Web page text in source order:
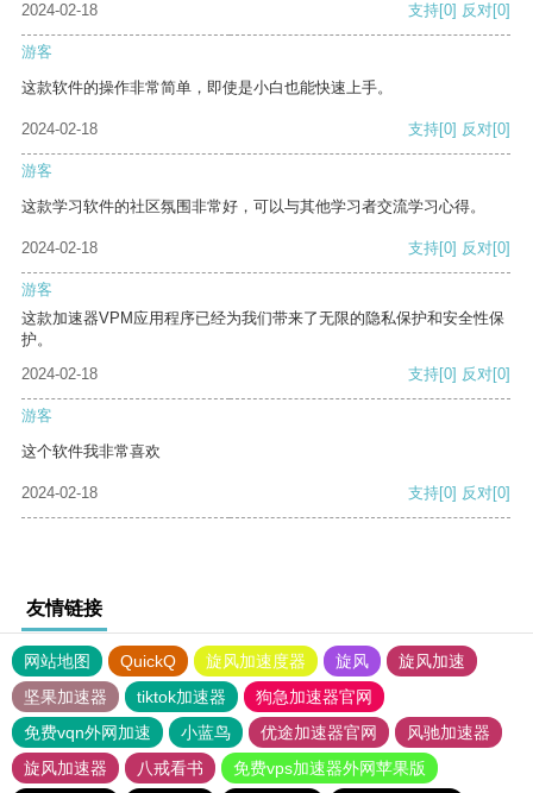
2024-02-18 支持[0] 反对[0]
游客
这款软件的操作非常简单，即使是小白也能快速上手。
2024-02-18 支持[0] 反对[0]
游客
这款学习软件的社区氛围非常好，可以与其他学习者交流学习心得。
2024-02-18 支持[0] 反对[0]
游客
这款加速器VPM应用程序已经为我们带来了无限的隐私保护和安全性保
护。
2024-02-18
支持[0] 反对[0]
游客
这个软件我非常喜欢
2024-02-18 支持[0] 反对[0]
友情链接
网站地图 QuickQ 旋风加速度器 旋风
旋风加速
坚果加速器
tiktok加速器
狗急加速器官网
免费vqn外网加速
小蓝鸟 优途加速器官网
风驰加速器
旋风加速器
八戒看书
免费vps加速器外网苹果版